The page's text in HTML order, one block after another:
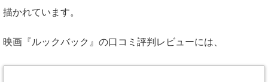
描かれています。
映画『ルックバック』の口コミ評判レビューには、